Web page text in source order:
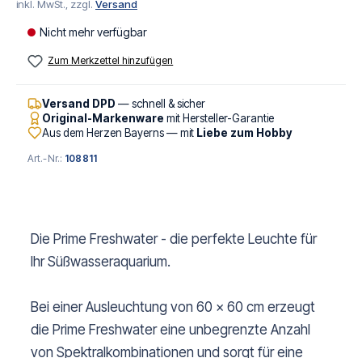
inkl. MwSt., zzgl. Versand
Nicht mehr verfügbar
Zum Merkzettel hinzufügen
Versand DPD — schnell & sicher
Original-Markenware mit Hersteller-Garantie
Aus dem Herzen Bayerns — mit Liebe zum Hobby
Art.-Nr.: 108811
Die Prime Freshwater - die perfekte Leuchte für
Ihr Süßwasseraquarium.
Bei einer Ausleuchtung von 60 x 60 cm erzeugt
die Prime Freshwater eine unbegrenzte Anzahl
von Spektralkombinationen und sorgt für eine